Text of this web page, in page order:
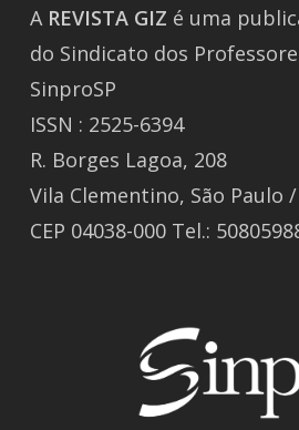
A REVISTA GIZ é uma
do Sindicato dos
SinproSP
ISSN : 2525-6394
R. Borges Lagoa, 208
Vila Clementino, São Paulo /
CEP 04038-000 Tel.: